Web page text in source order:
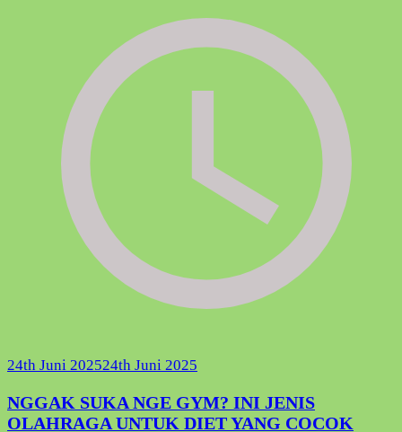
24th Juni 202524th Juni 2025
NGGAK SUKA NGE GYM? INI JENIS
OLAHRAGA UNTUK DIET YANG COCOK